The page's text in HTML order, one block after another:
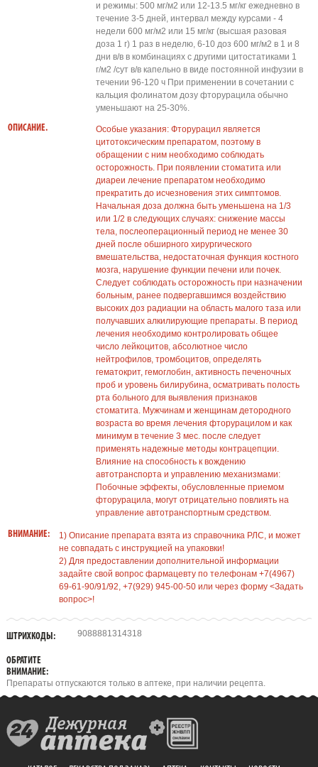
и режимы: 500 мг/м2 или 12-13.5 мг/кг ежедневно в
течение 3-5 дней, интервал между курсами - 4
недели 600 мг/м2 или 15 мг/кг (высшая разовая
доза 1 г) 1 раз в неделю, 6-10 доз 600 мг/м2 в 1 и 8
дни в/в в комбинациях с другими цитостатиками 1
г/м2 /сут в/в капельно в виде постоянной инфузии в
течении 96-120 ч При применении в сочетании с
кальция фолинатом дозу фторурацила обычно
уменьшают на 25-30%.
ОПИСАНИЕ.
Особые указания: Фторурацил является
цитотоксическим препаратом, поэтому в
обращении с ним необходимо соблюдать
осторожность. При появлении стоматита или
диареи лечение препаратом необходимо
прекратить до исчезновения этих симптомов.
Начальная доза должна быть уменьшена на 1/3
или 1/2 в следующих случаях: снижение массы
тела, послеоперационный период не менее 30
дней после обширного хирургического
вмешательства, недостаточная функция костного
мозга, нарушение функции печени или почек.
Следует соблюдать осторожность при назначении
больным, ранее подвергавшимся воздействию
высоких доз радиации на область малого таза или
получавших алкилирующие препараты. В период
лечения необходимо контролировать общее
число лейкоцитов, абсолютное число
нейтрофилов, тромбоцитов, определять
гематокрит, гемоглобин, активность печеночных
проб и уровень билирубина, осматривать полость
рта больного для выявления признаков
стоматита. Мужчинам и женщинам детородного
возраста во время лечения фторурацилом и как
минимум в течение 3 мес. после следует
применять надежные методы контрацепции.
Влияние на способность к вождению
автотранспорта и управлению механизмами:
Побочные эффекты, обусловленные приемом
фторурацила, могут отрицательно повлиять на
управление автотранспортным средством.
ВНИМАНИЕ:
1) Описание препарата взята из справочника РЛС, и может
не совпадать с инструкцией на упаковки!
2) Для предоставлении дополнительной информации
задайте свой вопрос фармацевту по телефонам +7(4967)
69-61-90/91/92, +7(929) 945-00-50 или через форму <Задать
вопрос>!
ШТРИХКОДЫ: 9088881314318
ОБРАТИТЕ
ВНИМАНИЕ:
Препараты отпускаются только в аптеке, при наличии рецепта.